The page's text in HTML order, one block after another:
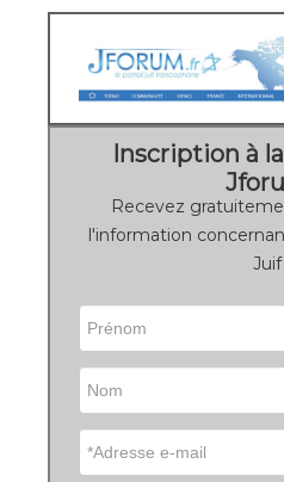
Inscription à
Recevez
l'information
Juif